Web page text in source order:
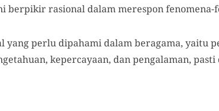
berpikir rasional dalam merespon fenomena-
yang perlu dipahami dalam beragama, yaitu
kepercayaan, dan pengalaman,